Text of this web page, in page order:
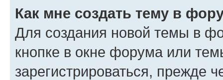
Как мне создать тему в
Для создания новой темы в
кнопке в окне форума или
зарегистрироваться, прежде